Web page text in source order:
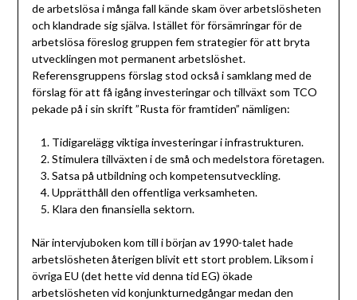
de arbetslösa i många fall kände skam över arbetslösheten
och klandrade sig själva. Istället för försämringar för de
arbetslösa föreslog gruppen fem strategier för att bryta
utvecklingen mot permanent arbetslöshet.
Referensgruppens förslag stod också i samklang med de
förslag för att få igång investeringar och tillväxt som TCO
pekade på i sin skrift ”Rusta för framtiden” nämligen:
Tidigarelägg viktiga investeringar i infrastrukturen.
Stimulera tillväxten i de små och medelstora företagen.
Satsa på utbildning och kompetensutveckling.
Upprätthåll den offentliga verksamheten.
Klara den finansiella sektorn.
När intervjuboken kom till i början av 1990-talet hade
arbetslösheten återigen blivit ett stort problem. Liksom i
övriga EU (det hette vid denna tid EG) ökade
arbetslösheten vid konjunkturnedgångar medan den